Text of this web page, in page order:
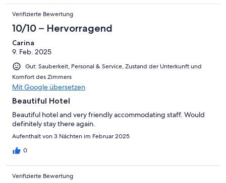
Verifizierte Bewertung
10/10 – Hervorragend
Carina
9. Feb. 2025
Gut: Sauberkeit, Personal & Service, Zustand der Unterkunft und
Komfort des Zimmers
Mit Google übersetzen
Beautiful Hotel
Beautiful hotel and very friendly accommodating staff. Would
definitely stay there again.
Aufenthalt von 3 Nächten im Februar 2025
0
Verifizierte Bewertung